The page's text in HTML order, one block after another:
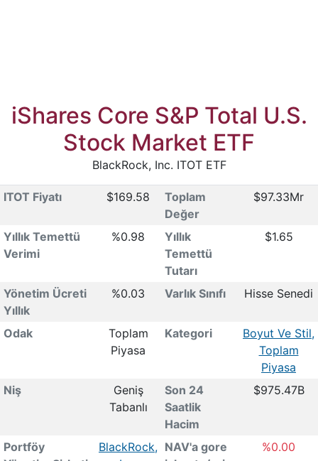
iShares Core S&P Total U.S.
Stock Market ETF
BlackRock, Inc. ITOT ETF
ITOT Fiyatı $169.58
Toplam
Değer
$97.33Mr
Yıllık Temettü
Verimi
%0.98
Yıllık
Temettü
Tutarı
$1.65
Yönetim Ücreti
Yıllık
%0.03 Varlık Sınıfı Hisse Senedi
Odak
Toplam
Piyasa
Kategori
Boyut Ve Stil,
Toplam
Piyasa
Niş
Geniş
Tabanlı
Son 24
Saatlik
Hacim
$975.47B
Portföy
BlackRock, NAV'a gore
%0.00